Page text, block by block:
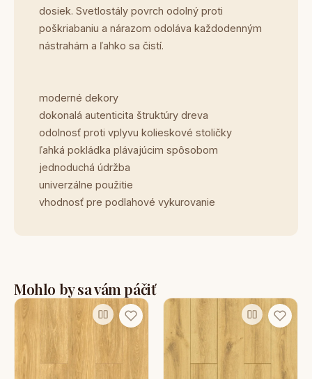
dosiek. Svetlostály povrch odolný proti
poškriabaniu a nárazom odoláva každodenným
nástrahám a ľahko sa čistí.
moderné dekory
dokonalá autenticita štruktúry dreva
odolnosť proti vplyvu kolieskové stoličky
ľahká pokládka plávajúcim spôsobom
jednoduchá údržba
univerzálne použitie
vhodnosť pre podlahové vykurovanie
Mohlo by sa vám páčiť